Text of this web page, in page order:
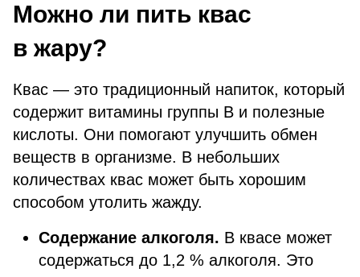
Можно ли пить квас
в жару?
Квас — это традиционный напиток, который
содержит витамины группы В и полезные
кислоты. Они помогают улучшить обмен
веществ в организме. В небольших
количествах квас может быть хорошим
способом утолить жажду.
Содержание алкоголя. В квасе может
содержаться до 1,2 % алкоголя. Это